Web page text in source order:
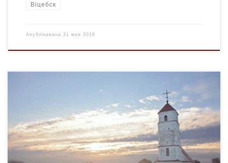
Віцебск
Апублікавана 31 мая 2018
Заслаўе (афіц. транс.: Zaslauje) — горад у складзе Мінскага
раёна Мінскай вобласці Беларусі, на р. Свіслач пры
ўпадзенні яе ў Заслаўскае вадасховішча (27 км ад Мінска).
Паводле падання, кіеўскі князь Уладзімір Святаславіч
назваў паселішча ў гонар сына полацкай князёўны Рагнеды
Рагвалодаўны Ізяслава, які з мячом заступіўся за маці.